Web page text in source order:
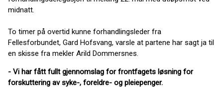
midnatt.
To timer på overtid kunne forhandlingsleder fra
Fellesforbundet, Gard Hofsvang, varsle at partene har sagt ja til
en skisse fra mekler Arild Dommersnes.
- Vi har fått fullt gjennomslag for frontfagets løsning for
forskuttering av syke-, foreldre- og pleiepenger.